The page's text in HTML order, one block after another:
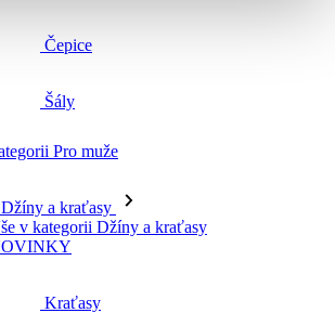
Čepice
Šály
Pro muže
Džíny a kraťasy
v kategorii Džíny a kraťasy
Kraťasy